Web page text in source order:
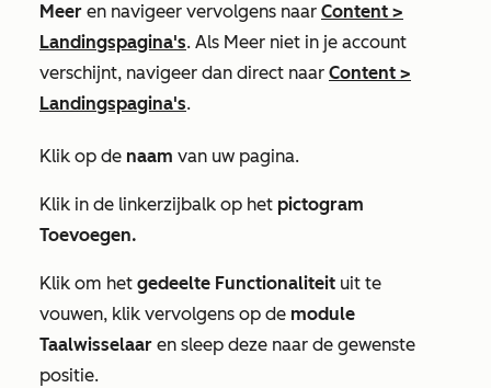
Meer en navigeer vervolgens naar Content >
Landingspagina's. Als Meer niet in je account
verschijnt, navigeer dan direct naar Content >
Landingspagina's.
Klik op de naam van uw pagina.
Klik in de linkerzijbalk op het pictogram
Toevoegen.
Klik om het gedeelte Functionaliteit uit te
vouwen, klik vervolgens op de module
Taalwisselaar en sleep deze naar de gewenste
positie.